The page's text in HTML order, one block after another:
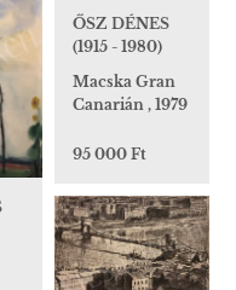
ŐSZ DÉNES
(1915 - 1980)
Macska Gran
Canarián , 1979
95 000 Ft